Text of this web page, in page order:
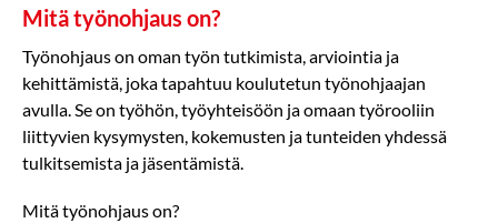
Mitä työnohjaus on?
Työnohjaus on oman työn tutkimista, arviointia ja
kehittämistä, joka tapahtuu koulutetun työnohjaajan
avulla. Se on työhön, työyhteisöön ja omaan työrooliin
liittyvien kysymysten, kokemusten ja tunteiden yhdessä
tulkitsemista ja jäsentämistä.
Mitä työnohjaus on?